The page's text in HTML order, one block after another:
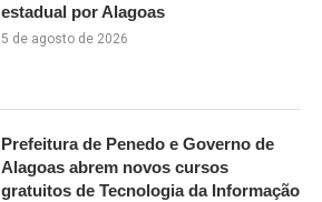
estadual por Alagoas
5 de agosto de 2026
Prefeitura de Penedo e Governo de
Alagoas abrem novos cursos
gratuitos de Tecnologia da Informação